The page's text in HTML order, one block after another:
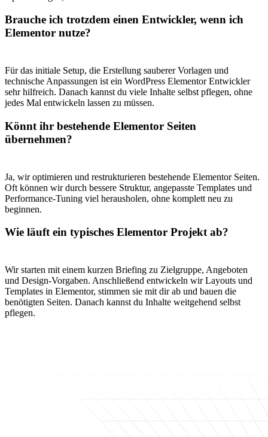
Brauche ich trotzdem einen Entwickler, wenn ich
Elementor nutze?
Für das initiale Setup, die Erstellung sauberer Vorlagen und
technische Anpassungen ist ein WordPress Elementor Entwickler
sehr hilfreich. Danach kannst du viele Inhalte selbst pflegen, ohne
jedes Mal entwickeln lassen zu müssen.
Könnt ihr bestehende Elementor Seiten
übernehmen?
Ja, wir optimieren und restrukturieren bestehende Elementor Seiten.
Oft können wir durch bessere Struktur, angepasste Templates und
Performance-Tuning viel herausholen, ohne komplett neu zu
beginnen.
Wie läuft ein typisches Elementor Projekt ab?
Wir starten mit einem kurzen Briefing zu Zielgruppe, Angeboten
und Design-Vorgaben. Anschließend entwickeln wir Layouts und
Templates in Elementor, stimmen sie mit dir ab und bauen die
benötigten Seiten. Danach kannst du Inhalte weitgehend selbst
pflegen.